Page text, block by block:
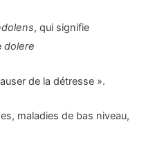
, qui signifie
dolere
de la détresse ».
maladies de bas niveau,